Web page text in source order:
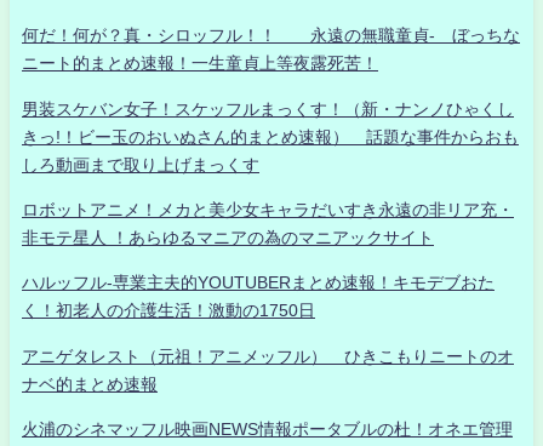
何だ！何が？真・シロッフル！！ 永遠の無職童貞- ぼっちな
ニート的まとめ速報！一生童貞上等夜露死苦！
男装スケバン女子！スケッフルまっくす！（新・ナンノひゃくし
きっ!！ビー玉のおいぬさん的まとめ速報） 話題な事件からおも
しろ動画まで取り上げまっくす
ロボットアニメ！メカと美少女キャラだいすき永遠の非リア充・
非モテ星人 ！あらゆるマニアの為のマニアックサイト
ハルッフル-専業主夫的YOUTUBERまとめ速報！キモデブおた
く！初老人の介護生活！激動の1750日
アニゲタレスト（元祖！アニメッフル） ひきこもりニートのオ
ナベ的まとめ速報
火浦のシネマッフル映画NEWS情報ポータブルの杜！オネエ管理